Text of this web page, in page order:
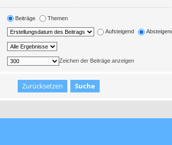
Beiträge Themen
Aufsteigend
Zeichen der Beiträge anzeigen